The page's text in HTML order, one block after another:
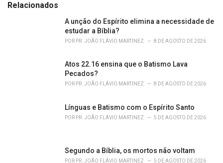
e
Relacionados
A unção do Espírito elimina a necessidade de
estudar a Bíblia?
POR PR. JOÃO FLÁVIO MARTINEZ 8 DE AGOSTO DE 2026
Atos 22.16 ensina que o Batismo Lava
Pecados?
POR PR. JOÃO FLÁVIO MARTINEZ 8 DE AGOSTO DE 2026
Línguas e Batismo com o Espírito Santo
POR PR. JOÃO FLÁVIO MARTINEZ 5 DE AGOSTO DE 2026
Segundo a Bíblia, os mortos não voltam
POR PR. JOÃO FLÁVIO MARTINEZ 5 DE AGOSTO DE 2026